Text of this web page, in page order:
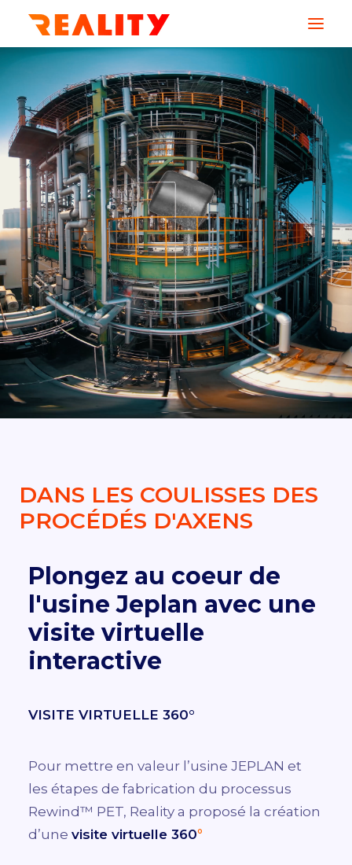
AGENCE
SERVICES
MÉTIERS
CREATIONS
RESSOURCES
CONTACT
DEMANDER UN DEVIS
DANS LES COULISSES DES
PROCÉDÉS D'AXENS
Plongez au coeur de
l'usine Jeplan avec une
visite virtuelle
interactive
VISITE VIRTUELLE 360°
Pour mettre en valeur l’usine JEPLAN et
les étapes de fabrication du processus
Rewind™ PET, Reality a proposé la création
d’une visite virtuelle 360°